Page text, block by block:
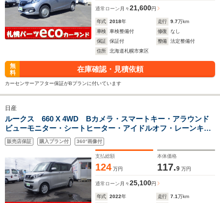
通常ローン 月々21,600円
年式 2018年 走行 9.7万km
車検
車検整備付 修復
なし
保証
保証付 整備
法定整備付
住所
北海道札幌市東区
無
料
在庫確認・見積依頼
カーセンサーアフター保証がBプランに付いています
日産
ルークス 660 X 4WD Bカメラ・スマートキー・アラウンド
ビューモニター・シートヒーター・アイドルオフ・レーンキー
プ・プッシュスタート
販売店保証 購入プラン付 360°画像付
支払総額
124 万円
本体価格
117.9 万円
通常ローン 月々25,100円
年式 2022年 走行 7.1万km